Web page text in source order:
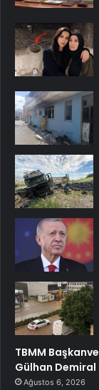
TBMM
Gülhan Demiral
Ağustos 6, 2026